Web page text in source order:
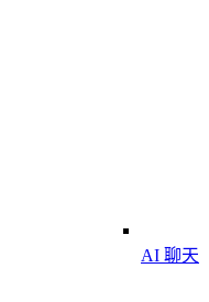
AI 聊天